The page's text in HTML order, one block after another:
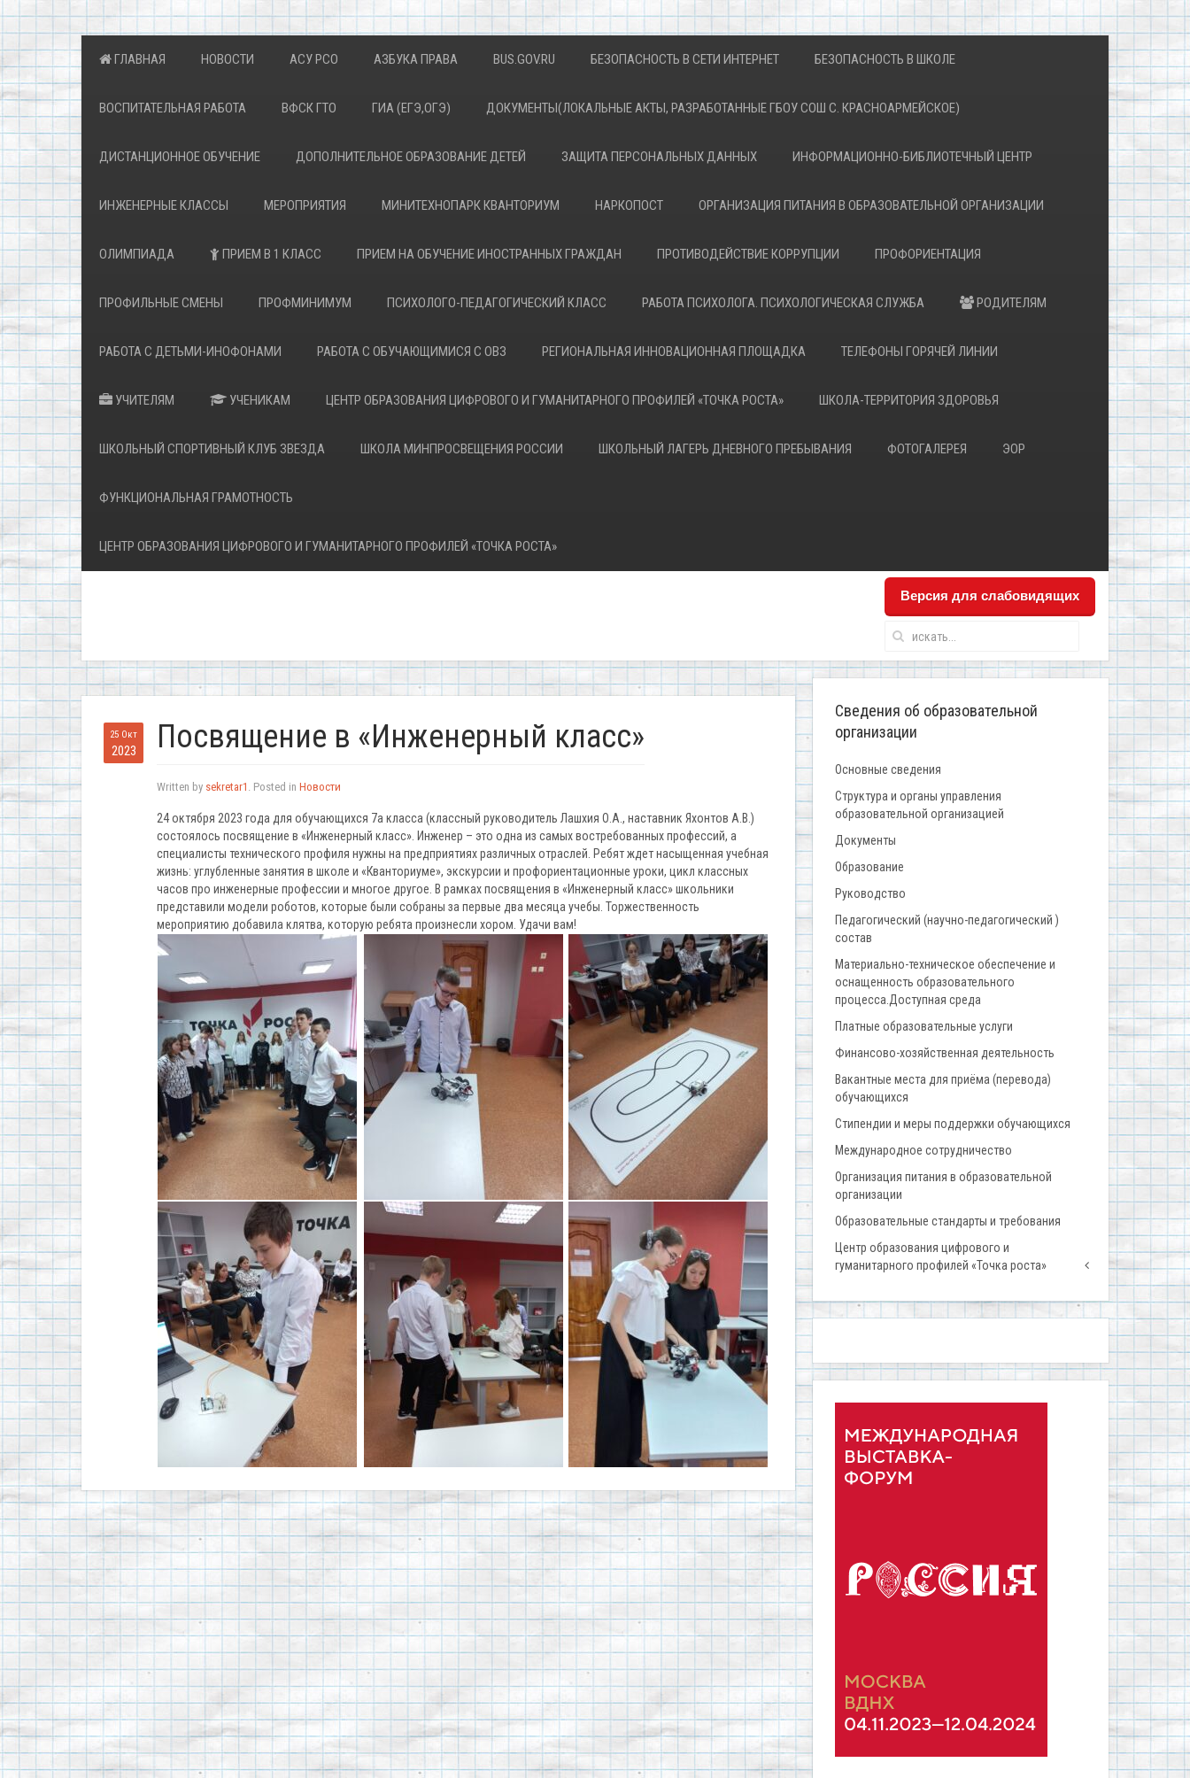
ГЛАВНАЯ НОВОСТИ АСУ РСО АЗБУКА ПРАВА BUS.GOV.RU БЕЗОПАСНОСТЬ В СЕТИ ИНТЕРНЕТ БЕЗОПАСНОСТЬ В ШКОЛЕ
ВОСПИТАТЕЛЬНАЯ РАБОТА ВФСК ГТО ГИА (ЕГЭ,ОГЭ) ДОКУМЕНТЫ(ЛОКАЛЬНЫЕ АКТЫ, РАЗРАБОТАННЫЕ ГБОУ СОШ С. КРАСНОАРМЕЙСКОЕ)
ДИСТАНЦИОННОЕ ОБУЧЕНИЕ ДОПОЛНИТЕЛЬНОЕ ОБРАЗОВАНИЕ ДЕТЕЙ ЗАЩИТА ПЕРСОНАЛЬНЫХ ДАННЫХ ИНФОРМАЦИОННО-БИБЛИОТЕЧНЫЙ ЦЕНТР
ИНЖЕНЕРНЫЕ КЛАССЫ МЕРОПРИЯТИЯ МИНИТЕХНОПАРК КВАНТОРИУМ НАРКОПОСТ ОРГАНИЗАЦИЯ ПИТАНИЯ В ОБРАЗОВАТЕЛЬНОЙ ОРГАНИЗАЦИИ
ОЛИМПИАДА ПРИЕМ В 1 КЛАСС ПРИЕМ НА ОБУЧЕНИЕ ИНОСТРАННЫХ ГРАЖДАН ПРОТИВОДЕЙСТВИЕ КОРРУПЦИИ ПРОФОРИЕНТАЦИЯ
ПРОФИЛЬНЫЕ СМЕНЫ ПРОФМИНИМУМ ПСИХОЛОГО-ПЕДАГОГИЧЕСКИЙ КЛАСС РАБОТА ПСИХОЛОГА. ПСИХОЛОГИЧЕСКАЯ СЛУЖБА РОДИТЕЛЯМ
РАБОТА С ДЕТЬМИ-ИНОФОНАМИ РАБОТА С ОБУЧАЮЩИМИСЯ С ОВЗ РЕГИОНАЛЬНАЯ ИННОВАЦИОННАЯ ПЛОЩАДКА ТЕЛЕФОНЫ ГОРЯЧЕЙ ЛИНИИ
УЧИТЕЛЯМ УЧЕНИКАМ ЦЕНТР ОБРАЗОВАНИЯ ЦИФРОВОГО И ГУМАНИТАРНОГО ПРОФИЛЕЙ «ТОЧКА РОСТА» ШКОЛА-ТЕРРИТОРИЯ ЗДОРОВЬЯ
ШКОЛЬНЫЙ СПОРТИВНЫЙ КЛУБ ЗВЕЗДА ШКОЛА МИНПРОСВЕЩЕНИЯ РОССИИ ШКОЛЬНЫЙ ЛАГЕРЬ ДНЕВНОГО ПРЕБЫВАНИЯ ФОТОГАЛЕРЕЯ ЭОР
ФУНКЦИОНАЛЬНАЯ ГРАМОТНОСТЬ
ЦЕНТР ОБРАЗОВАНИЯ ЦИФРОВОГО И ГУМАНИТАРНОГО ПРОФИЛЕЙ «ТОЧКА РОСТА»
Версия для слабовидящих
25 Окт
2023 Посвящение в «Инженерный класс»
Written by sekretar1 . Posted in Новости
24 октября 2023 года для обучающихся 7а класса (классный руководитель Лашхия О.А., наставник Яхонтов А.В.)
состоялось посвящение в «Инженерный класс». Инженер – это одна из самых востребованных профессий, а
специалисты технического профиля нужны на предприятиях различных отраслей. Ребят ждет насыщенная учебная
жизнь: углубленные занятия в школе и «Кванториуме», экскурсии и профориентационные уроки, цикл классных
часов про инженерные профессии и многое другое. В рамках посвящения в «Инженерный класс» школьники
представили модели роботов, которые были собраны за первые два месяца учебы. Торжественность
мероприятию добавила клятва, которую ребята произнесли хором. Удачи вам!
Сведения об образовательной
организации
Основные сведения
Структура и органы управления
образовательной организацией
Документы
Образование
Руководство
Педагогический (научно-педагогический )
состав
Материально-техническое обеспечение и
оснащенность образовательного
процесса.Доступная среда
Платные образовательные услуги
Финансово-хозяйственная деятельность
Вакантные места для приёма (перевода)
обучающихся
Стипендии и меры поддержки обучающихся
Международное сотрудничество
Организация питания в образовательной
организации
Образовательные стандарты и требования
Центр образования цифрового и
гуманитарного профилей «Точка роста»